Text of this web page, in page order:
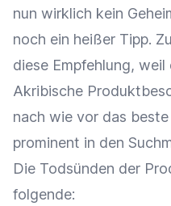
nun wirklich kein
noch ein heißer Tipp.
diese Empfehlung,
Akribische
nach wie vor das
prominent in den
Die Todsünden der
folgende: